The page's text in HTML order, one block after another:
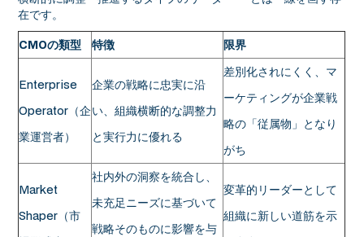
在です。
CMOの類型
特徴 限界
Enterprise
Operator（企
業運営者）
企業の戦略に忠実に沿
い、組織横断的な調整力
と実行力に優れる
差別化されにくく、マ
ーケティングが企業戦
略の「従属物」となり
がち
Market
Shaper（市
社内外の洞察を統合し、
未充足ニーズに基づいて
戦略そのものに影響を与
変革的リーダーとして
組織に新しい道筋を示